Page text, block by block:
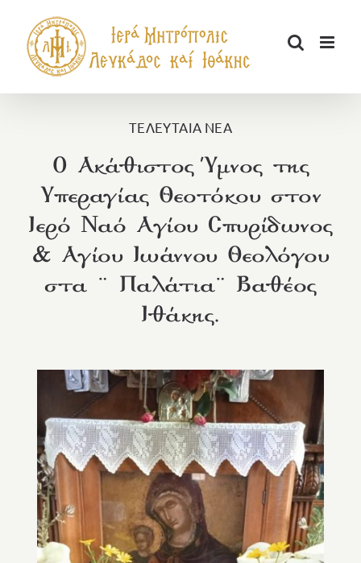
περιεχόμενο
ΤΕΛΕΥΤΑΙΑ ΝΕΑ
Ο Ακάθιστος Ύμνος της
Υπεραγίας Θεοτόκου στον
Ιερό Nαό Αγίου Σπυρίδωνος
& Αγίου Ιωάννου Θεολόγου
στα ¨ Παλάτια¨ Βαθέος
Ιθάκης.